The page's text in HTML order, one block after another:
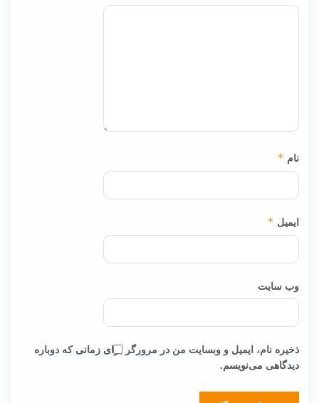
نام *
ایمیل *
وب‌ سایت
ذخیره نام، ایمیل و وبسایت من در مرورگر برای زمانی که دوباره
دیدگاهی می‌نویسم.